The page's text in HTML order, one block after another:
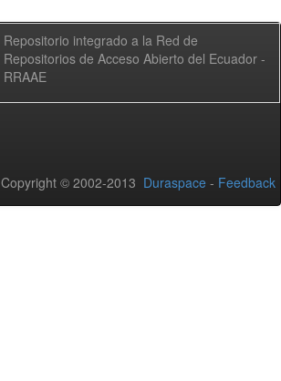
Repositorio integrado a la Red de
Repositorios de Acceso Abierto del Ecuador -
RRAAE
Copyright © 2002-2013 Duraspace - Feedback